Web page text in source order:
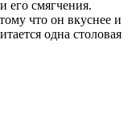
его смягчения.
что он вкуснее и
одна столовая